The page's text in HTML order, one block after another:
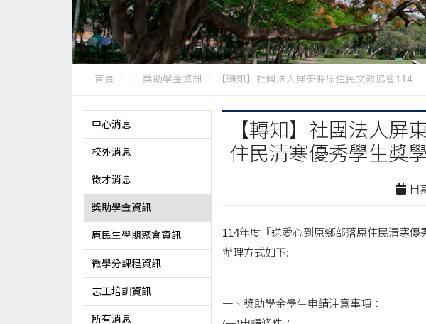
首頁 獎助學金資訊 【轉知】社團法人屏東縣原住民文教協會114....
中心消息
校外消息
徵才消息
獎助學金資訊
原民生學期聚會資訊
微學分課程資訊
志工培訓資訊
所有消息
【轉知】社團法人屏
住民清寒優秀學生獎
日
114年度『送愛心到原鄉部落原住民清寒優
辦理方式如下:
一、獎助學金學生申請注意事項：